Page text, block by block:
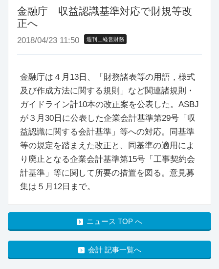
金融庁 収益認識基準対応で財規等改
正へ
2018/04/23 11:50 週刊＿経営財務
金融庁は４月13日、「財務諸表等の用語，様式
及び作成方法に関する規則」など関連諸規則・
ガイドライン計10本の改正案を公表した。ASBJ
が３月30日に公表した企業会計基準第29号「収
益認識に関する会計基準」等への対応。同基準
等の規定を踏まえた改正と、同基準の適用によ
り廃止となる企業会計基準第15号「工事契約会
計基準」等に関して所要の措置を図る。意見募
集は５月12日まで。
ニュース TOP へ
会計 記事一覧へ